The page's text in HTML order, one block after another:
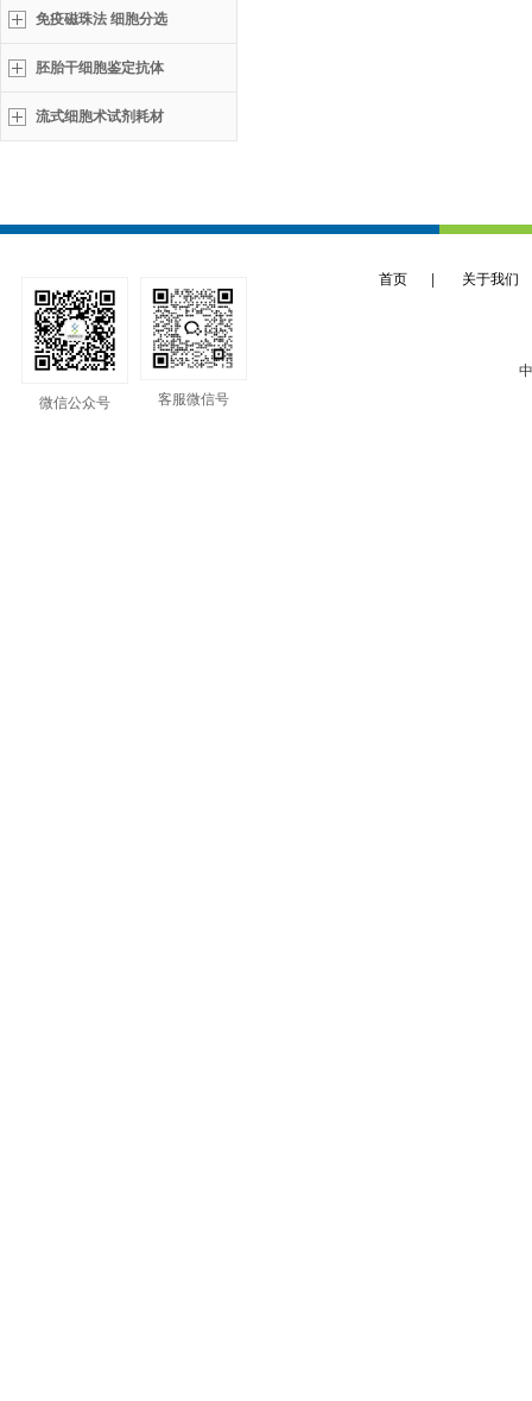
免疫磁珠法 细胞分选
胚胎干细胞鉴定抗体
流式细胞术试剂耗材
首页 关于我们
微信公众号
客服微信号